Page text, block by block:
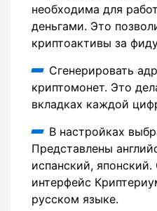
необходима для
деньгами. Это
криптоактивы за
Сгенерировать
криптомонет. Это
вкладках каждой
В настройках
Представлены
испанский,
интерфейс
русском языке.